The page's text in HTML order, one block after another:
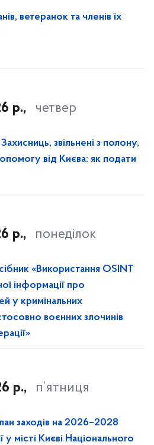
ветеранок та членів їх
р., четвер
Захисниць, звільнені з полону,
від Києва: як подати
р., понеділок
«Використання OSINT
інформації про
у кримінальних
воєнних злочинів
р., п’ятниця
заходів на 2026–2028
у місті Києві Національного